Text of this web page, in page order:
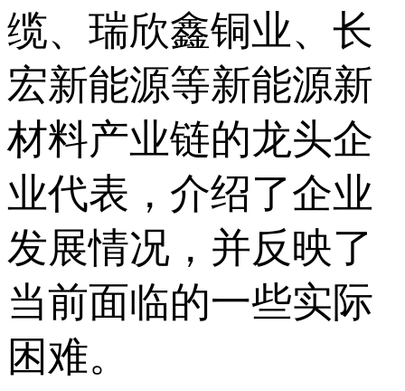
缆、瑞欣鑫铜业、长
宏新能源等新能源新
材料产业链的龙头企
业代表，介绍了企业
发展情况，并反映了
当前面临的一些实际
困难。